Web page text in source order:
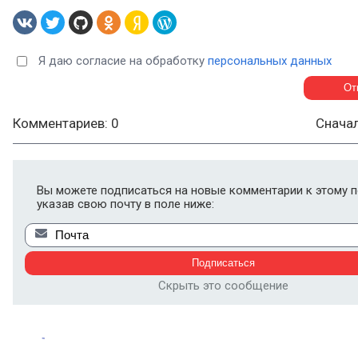
Я даю согласие на обработку персональных данных
Комментариев: 0
Вы можете подписаться на новые комментарии к этому
указав свою почту в поле ниже:
Скрыть это сообщение